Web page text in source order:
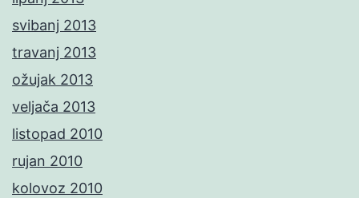
svibanj 2013
travanj 2013
ožujak 2013
veljača 2013
listopad 2010
rujan 2010
kolovoz 2010